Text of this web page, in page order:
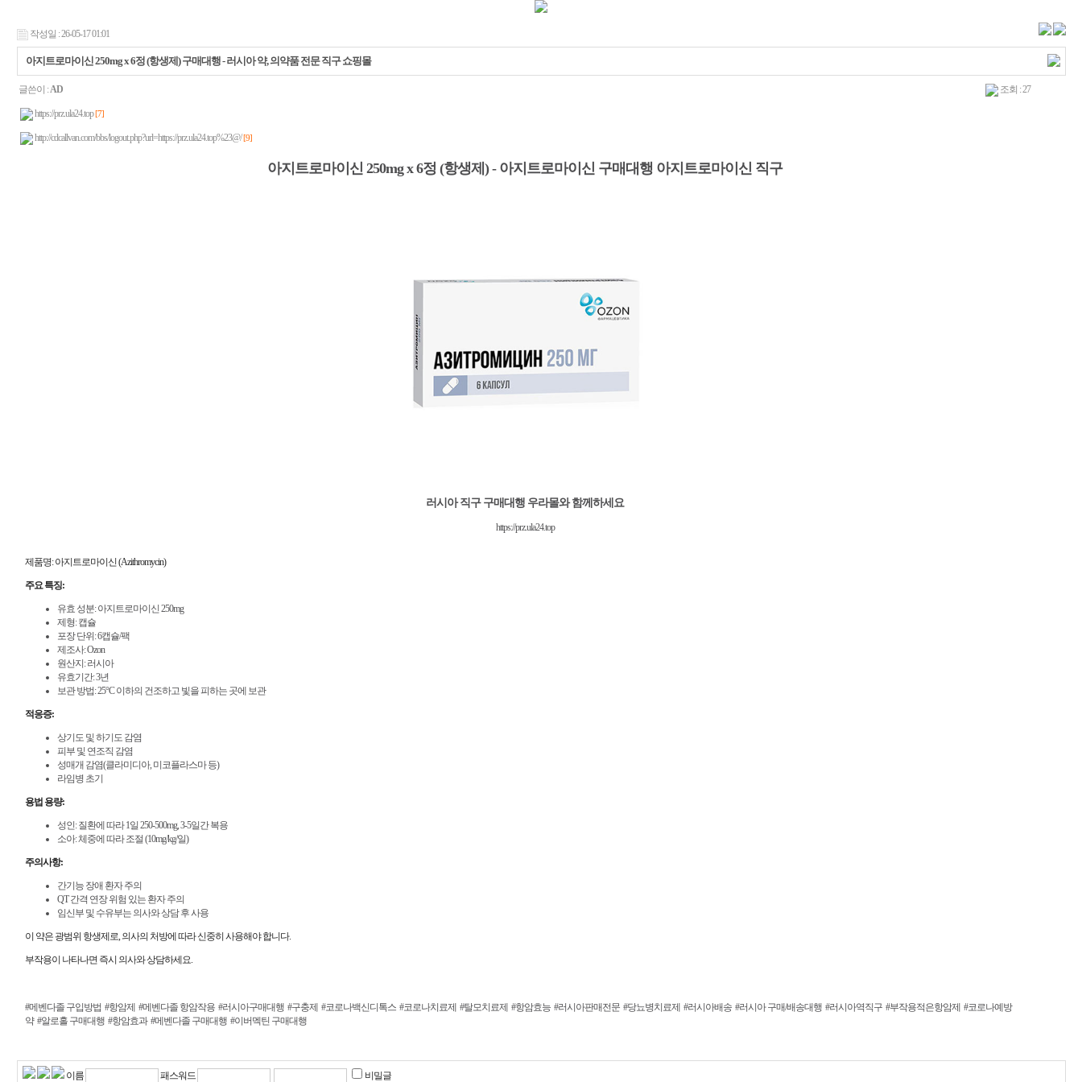
작성일 : 26-05-17 01:01
아지트로마이신 250mg x 6정 (항생제) 구매대행 - 러시아 약, 의약품 전문 직구 쇼핑몰
글쓴이 :AD 조회 : 27
https://prz.ula24.top [7]
http://cdcallvan.com/bbs/logout.php?url=https://prz.ula24.top%23@/ [9]
아지트로마이신 250mg x 6정 (항생제) - 아지트로마이신 구매대행 아지트로마이신 직구
러시아 직구 구매대행 우라몰와 함께하세요
https://prz.ula24.top
제품명: 아지트로마이신 (Azithromycin)
주요 특징:
유효 성분: 아지트로마이신 250mg
제형: 캡슐
포장 단위: 6캡슐/팩
제조사: Ozon
원산지: 러시아
유효기간: 3년
보관 방법: 25°C 이하의 건조하고 빛을 피하는 곳에 보관
적응증:
상기도 및 하기도 감염
피부 및 연조직 감염
성매개 감염(클라미디아, 미코플라스마 등)
라임병 초기
용법 용량:
성인: 질환에 따라 1일 250-500mg, 3-5일간 복용
소아: 체중에 따라 조절 (10mg/kg/일)
주의사항:
간기능 장애 환자 주의
QT 간격 연장 위험 있는 환자 주의
임신부 및 수유부는 의사와 상담 후 사용
이 약은 광범위 항생제로, 의사의 처방에 따라 신중히 사용해야 합니다.
부작용이 나타나면 즉시 의사와 상담하세요.
#메벤다졸 구입방법 #항암제 #메벤다졸 항암작용 #러시아구매대행 #구충제 #코로나백신디톡스 #코로나치료제 #탈모치료제 #항암효능 #러시아판매전문 #당뇨병치료제 #러시아배송 #러시아 구매/배송대행 #러시아역직구 #부작용적은항암제 #코로나예방
약 #알로홀 구매대행 #항암효과 #메벤다졸 구매대행 #이버멕틴 구매대행
이름 패스워드 비밀글